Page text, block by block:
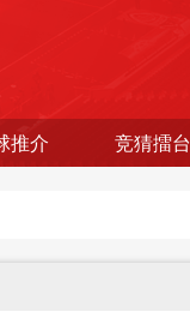
推介 竞猜擂台